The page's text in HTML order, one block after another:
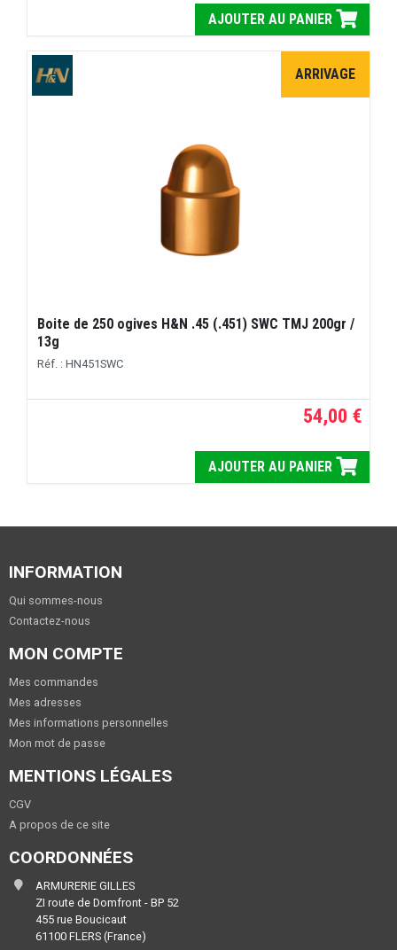
AJOUTER AU PANIER
ARRIVAGE
Boite de 250 ogives H&N .45 (.451) SWC TMJ 200gr /
13g
Réf. : HN451SWC
54,00 €
AJOUTER AU PANIER
INFORMATION
Qui sommes-nous
Contactez-nous
MON COMPTE
Mes commandes
Mes adresses
Mes informations personnelles
Mon mot de passe
MENTIONS LÉGALES
CGV
A propos de ce site
COORDONNÉES
ARMURERIE GILLES
ZI route de Domfront - BP 52
455 rue Boucicaut
61100 FLERS (France)